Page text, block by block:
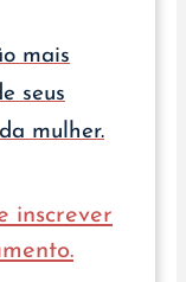
mais
seus
mulher.
inscrever